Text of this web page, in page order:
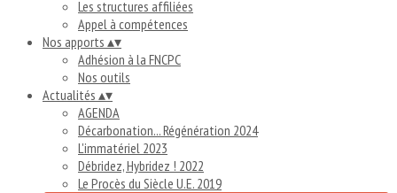
Les structures affiliées
Appel à compétences
Nos apports ▴▾
Adhésion à la FNCPC
Nos outils
Actualités ▴▾
AGENDA
Décarbonation... Régénération 2024
L'immatériel 2023
Débridez, Hybridez ! 2022
Le Procès du Siècle U.E. 2019